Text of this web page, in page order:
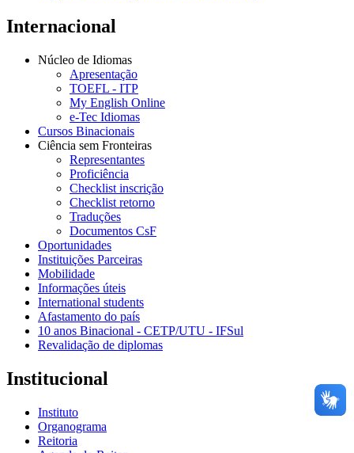
Internacional
Núcleo de Idiomas
Apresentação
TOEFL - ITP
My English Online
e-Tec Idiomas
Cursos Binacionais
Ciência sem Fronteiras
Representantes
Proficiência
Checklist inscrição
Checklist retorno
Traduções
Documentos CsF
Oportunidades
Instituições Parceiras
Mobilidade
Informações úteis
International students
Afastamento do país
10 anos Binacional - CETP/UTU - IFSul
Revalidação de diplomas
Institucional
Instituto
Organograma
Reitoria